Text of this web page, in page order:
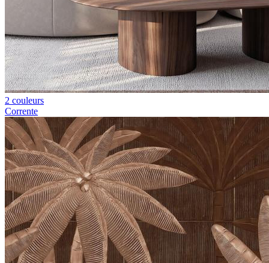
2 couleurs
Corrente